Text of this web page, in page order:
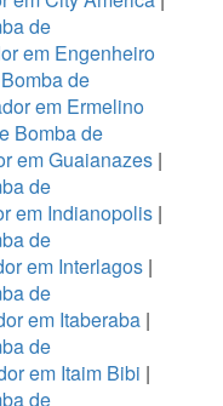
de
em Engenheiro
de
em Ermelino
Bomba de
em Guaianazes|
de
em Indianopolis |
de
em Interlagos|
de
em Itaberaba |
de
em Itaim Bibi |
de